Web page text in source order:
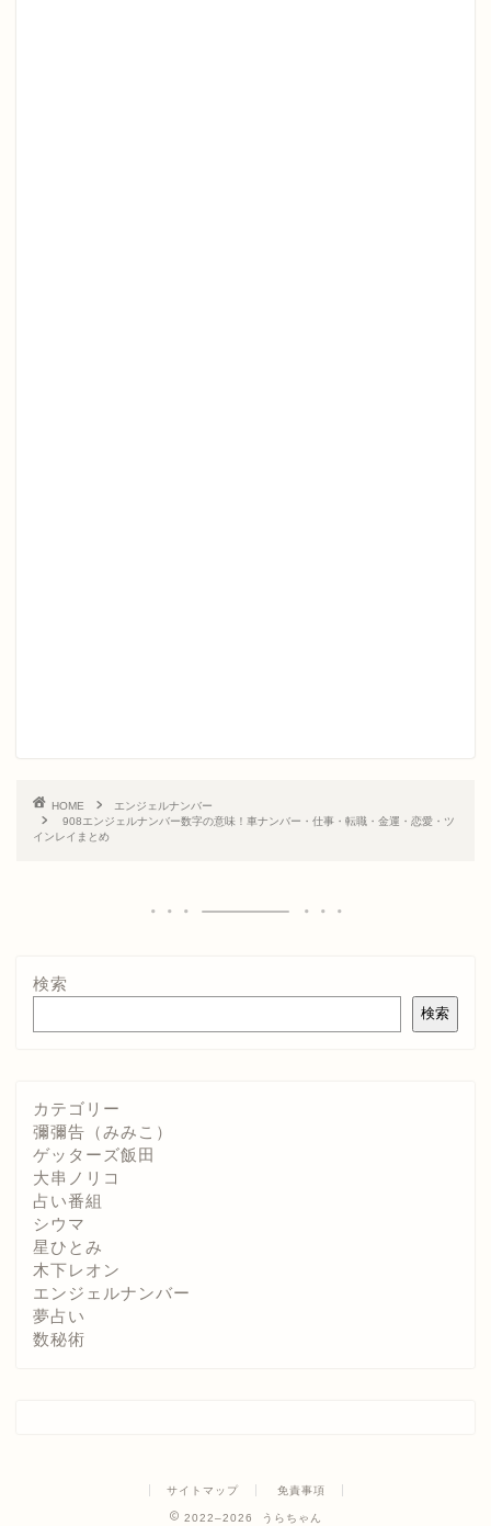
HOME
エンジェルナンバー
908エンジェルナンバー数字の意味！車ナンバー・仕事・転職・金運・恋愛・ツ
インレイまとめ
検索
検索
カテゴリー
彌彌告（みみこ）
ゲッターズ飯田
大串ノリコ
占い番組
シウマ
星ひとみ
木下レオン
エンジェルナンバー
夢占い
数秘術
サイトマップ 免責事項
2022–2026 うらちゃん